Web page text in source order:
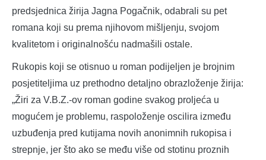
predsjednica žirija Jagna Pogačnik, odabrali su pet
romana koji su prema njihovom mišljenju, svojom
kvalitetom i originalnošću nadmašili ostale.
Rukopis koji se otisnuo u roman podijeljen je brojnim
posjetiteljima uz prethodno detaljno obrazloženje žirija:
„Žiri za V.B.Z.-ov roman godine svakog proljeća u
mogućem je problemu, raspoloženje oscilira između
uzbuđenja pred kutijama novih anonimnih rukopisa i
strepnje, jer što ako se među više od stotinu proznih